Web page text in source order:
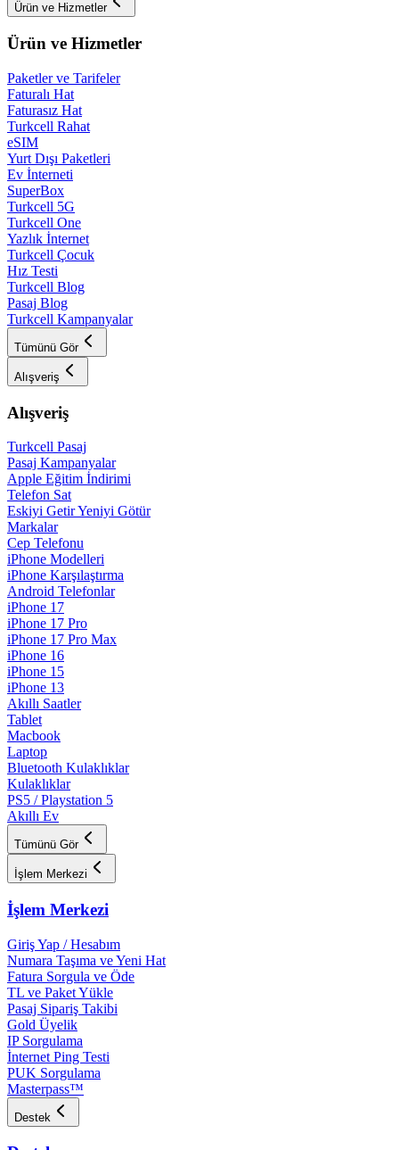
Ürün ve Hizmetler
Ürün ve Hizmetler
Paketler ve Tarifeler
Faturalı Hat
Faturasız Hat
Turkcell Rahat
eSIM
Yurt Dışı Paketleri
Ev İnterneti
SuperBox
Turkcell 5G
Turkcell One
Yazlık İnternet
Turkcell Çocuk
Hız Testi
Turkcell Blog
Pasaj Blog
Turkcell Kampanyalar
Tümünü Gör
Alışveriş
Alışveriş
Turkcell Pasaj
Pasaj Kampanyalar
Apple Eğitim İndirimi
Telefon Sat
Eskiyi Getir Yeniyi Götür
Markalar
Cep Telefonu
iPhone Modelleri
iPhone Karşılaştırma
Android Telefonlar
iPhone 17
iPhone 17 Pro
iPhone 17 Pro Max
iPhone 16
iPhone 15
iPhone 13
Akıllı Saatler
Tablet
Macbook
Laptop
Bluetooth Kulaklıklar
Kulaklıklar
PS5 / Playstation 5
Akıllı Ev
Tümünü Gör
İşlem Merkezi
İşlem Merkezi
Giriş Yap / Hesabım
Numara Taşıma ve Yeni Hat
Fatura Sorgula ve Öde
TL ve Paket Yükle
Pasaj Sipariş Takibi
Gold Üyelik
IP Sorgulama
İnternet Ping Testi
PUK Sorgulama
Masterpass™
Destek